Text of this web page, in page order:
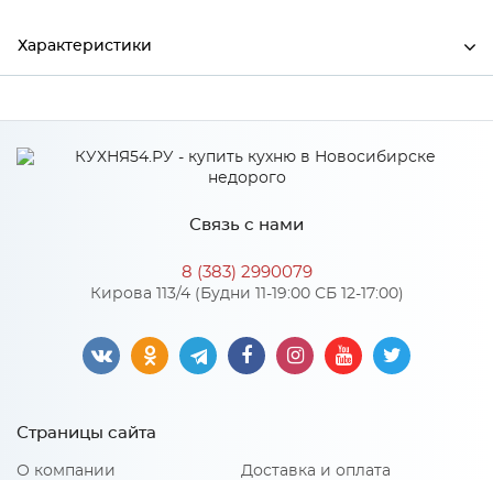
Характеристики
Цвет Белый/Шарли Белый
Особенности
Количество упаковок: 4
Материал 2: МДФ
Связь с нами
8 (383) 2990079
Кирова 113/4 (Будни 11-19:00 СБ 12-17:00)
Страницы сайта
О компании Доставка и оплата